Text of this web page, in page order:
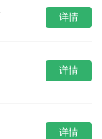
详情
详情
详情